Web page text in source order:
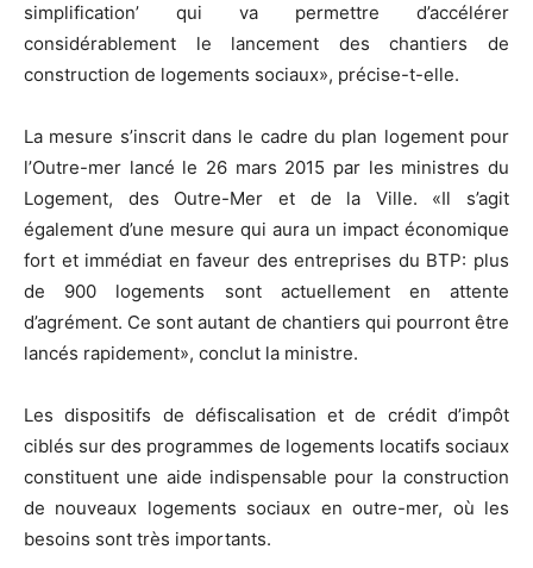
simplification’ qui va permettre d’accélérer
considérablement le lancement des chantiers de
construction de logements sociaux», précise-t-elle.
La mesure s’inscrit dans le cadre du plan logement pour
l’Outre-mer lancé le 26 mars 2015 par les ministres du
Logement, des Outre-Mer et de la Ville. «Il s’agit
également d’une mesure qui aura un impact économique
fort et immédiat en faveur des entreprises du BTP: plus
de 900 logements sont actuellement en attente
d’agrément. Ce sont autant de chantiers qui pourront être
lancés rapidement», conclut la ministre.
Les dispositifs de défiscalisation et de crédit d’impôt
ciblés sur des programmes de logements locatifs sociaux
constituent une aide indispensable pour la construction
de nouveaux logements sociaux en outre-mer, où les
besoins sont très importants.